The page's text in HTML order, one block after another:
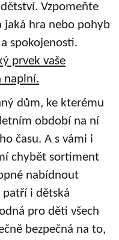
Vzpomeňte
jaká hra nebo pohyb
spokojenosti.
prvek vaše
naplní.
dům, ke kterému
období na ní
času. A s vámi i
chybět sortiment
nabídnout
patří i dětská
pro děti všech
bezpečná na to,